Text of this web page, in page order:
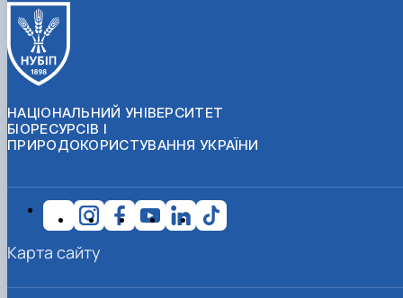
НАЦІОНАЛЬНИЙ УНІВЕРСИТЕТ
БІОРЕСУРСІВ І
ПРИРОДОКОРИСТУВАННЯ УКРАЇНИ
Карта сайту